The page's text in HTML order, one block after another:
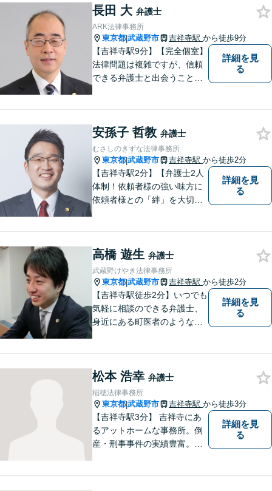
長田 大 弁護士
ARK法律事務所
東京都|武蔵野市 吉祥寺駅 から徒歩9分
【吉祥寺駅9分】【完全個室】
法律問題は複雑ですが、信頼
できる弁護士と出会うことで
さい。一緒に最善の解決策を
見つけましょう。【迅速な対
応】
詳細を見
る
安孫子 哲教 弁護士
むさしのきずな法律事務所
東京都|武蔵野市 吉祥寺駅 から徒歩2分
【吉祥寺駅2分】【弁護士2人
体制！依頼者様の強い味方に
依頼者様との「絆」を大切
回収、企業法務、刑事事件、
インターネットなど
詳細を見
る
高橋 遊生 弁護士
武蔵野けやき法律事務所
東京都|武蔵野市 吉祥寺駅 から徒歩2分
【吉祥寺駅徒歩2分】いつでも
気軽に相談のできる弁護士、
身近にある町医者のような弁
みます。お気軽にご相談くだ
さい。
詳細を見
る
松本 浩幸 弁護士
稲穂法律事務所
東京都|武蔵野市 吉祥寺駅 から徒歩3分
【吉祥寺駅3分】 吉祥寺にあ
るアットホームな事務所。倒
産・刑事事件の実績豊富。
詳細を見
る